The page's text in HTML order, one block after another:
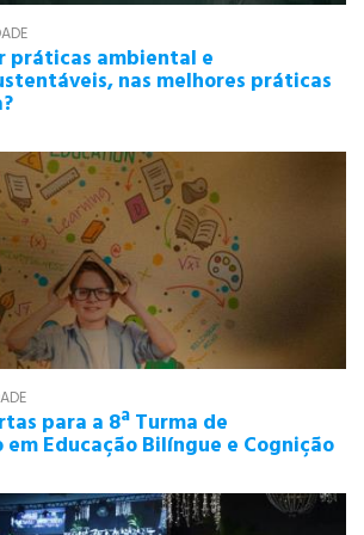
práticas ambiental e
nas melhores práticas
para a 8ª Turma de
Educação Bilíngue e Cognição